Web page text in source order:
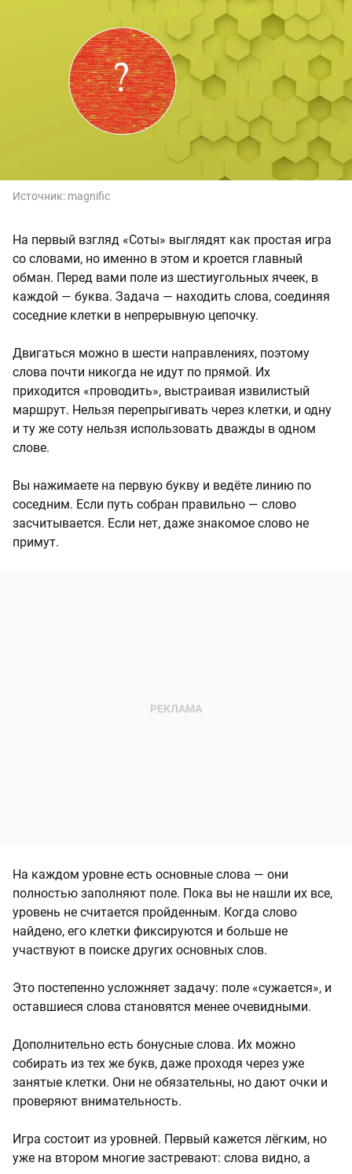
Источник: magnific
На первый взгляд «Соты» выглядят как простая игра
со словами, но именно в этом и кроется главный
обман. Перед вами поле из шестиугольных ячеек, в
каждой — буква. Задача — находить слова, соединяя
соседние клетки в непрерывную цепочку.
Двигаться можно в шести направлениях, поэтому
слова почти никогда не идут по прямой. Их
приходится «проводить», выстраивая извилистый
маршрут. Нельзя перепрыгивать через клетки, и одну
и ту же соту нельзя использовать дважды в одном
слове.
Вы нажимаете на первую букву и ведёте линию по
соседним. Если путь собран правильно — слово
засчитывается. Если нет, даже знакомое слово не
примут.
На каждом уровне есть основные слова — они
полностью заполняют поле. Пока вы не нашли их все,
уровень не считается пройденным. Когда слово
найдено, его клетки фиксируются и больше не
участвуют в поиске других основных слов.
Это постепенно усложняет задачу: поле «сужается», и
оставшиеся слова становятся менее очевидными.
Дополнительно есть бонусные слова. Их можно
собирать из тех же букв, даже проходя через уже
занятые клетки. Они не обязательны, но дают очки и
проверяют внимательность.
Игра состоит из уровней. Первый кажется лёгким, но
уже на втором многие застревают: слова видно, а